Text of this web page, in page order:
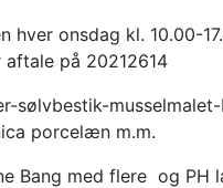
hver onsdag kl. 10.00-
på 20212614
sølvbestik-
porcelæn m.m.
Bang med flere og PH